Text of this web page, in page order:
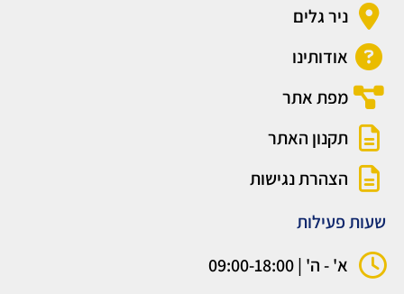
ניר גלים
אודותינו
מפת אתר
תקנון האתר
הצהרת נגישות
שעות פעילות
א' - ה' | 09:00-18:00